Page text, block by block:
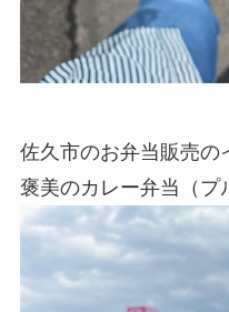
佐久市のお弁当販売の
褒美のカレー弁当（プ